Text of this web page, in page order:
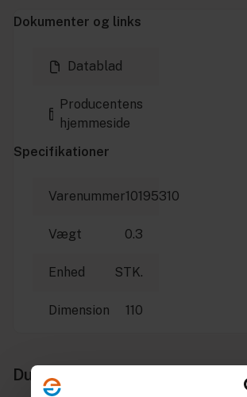
Dokumenter og links
Datablad
Producentens
hjemmeside
Specifikationer
Varenummer10195310
Vægt 0.3
Enhed STK.
Dimension 110
Du skal måske også bruge